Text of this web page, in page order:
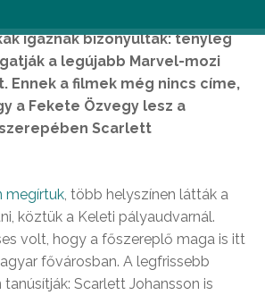
igaznak bizonyultak: tényleg
a legújabb Marvel-mozi
Ennek a filmek még nincs címe,
a Fekete Özvegy lesz a
Scarlett
megírtuk, több helyszínen látták a
köztük a Keleti pályaudvarnál.
volt, hogy a főszereplő maga is itt
fővárosban. A legfrissebb
Scarlett Johansson is